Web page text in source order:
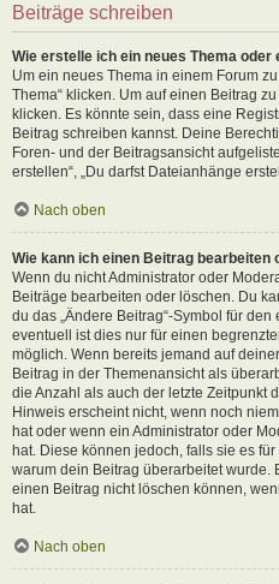
Beiträge schreiben
Wie erstelle ich ein neues Thema oder
Um ein neues Thema in einem Forum
Thema“ klicken. Um auf einen Beitrag
klicken. Es könnte sein, dass eine
Beitrag schreiben kannst. Deine
Foren- und der Beitragsansicht
erstellen“, „Du darfst Dateianhänge
Nach oben
Wie kann ich einen Beitrag bearbeiten
Wenn du nicht Administrator oder
Beiträge bearbeiten oder löschen. Du
du das „Ändere Beitrag“-Symbol für
eventuell ist dies nur für einen
möglich. Wenn bereits jemand auf
Beitrag in der Themenansicht als
die Anzahl als auch der letzte Zeitpunkt
Hinweis erscheint nicht, wenn noch
hat oder wenn ein Administrator oder
hat. Diese können jedoch, falls sie es
warum dein Beitrag überarbeitet wurde.
einen Beitrag nicht löschen können,
hat.
Nach oben